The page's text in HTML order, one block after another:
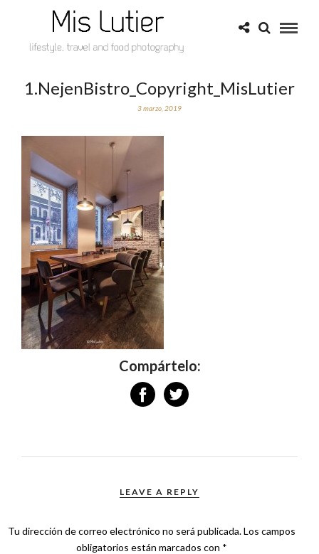
1.NejenBistro_Copyright_MisLutier
3 marzo, 2019
Compártelo:
LEAVE A REPLY
Tu dirección de correo electrónico no será publicada.Los campos
obligatorios están marcados con *